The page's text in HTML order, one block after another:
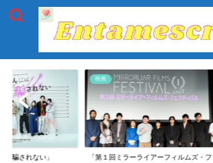
は騙されない」
映画
「第１回ミラーライアーフィルムズ・フ